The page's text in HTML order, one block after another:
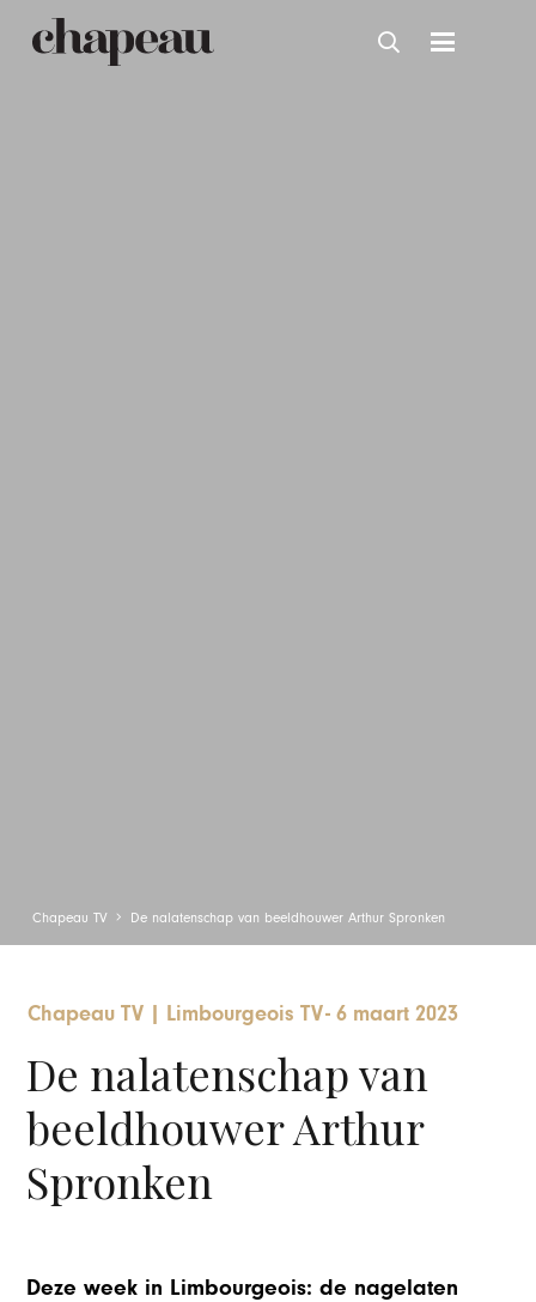
Chapeau TV De nalatenschap van beeldhouwer Arthur Spronken
Chapeau TV Limbourgeois TV-6 maart 2023
De nalatenschap van
beeldhouwer Arthur
Spronken
Deze week in Limbourgeois: de nagelaten